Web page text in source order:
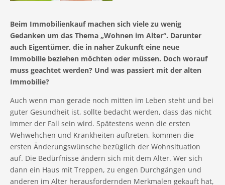
Beim Immobilienkauf machen sich viele zu wenig
Gedanken um das Thema „Wohnen im Alter“. Darunter
auch Eigentümer, die in naher Zukunft eine neue
Immobilie beziehen möchten oder müssen. Doch worauf
muss geachtet werden? Und was passiert mit der alten
Immobilie?
Auch wenn man gerade noch mitten im Leben steht und bei
guter Gesundheit ist, sollte bedacht werden, dass das nicht
immer der Fall sein wird. Spätestens wenn die ersten
Wehwehchen und Krankheiten auftreten, kommen die
ersten Änderungswünsche bezüglich der Wohnsituation
auf. Die Bedürfnisse ändern sich mit dem Alter. Wer sich
dann ein Haus mit Treppen, zu engen Durchgängen und
anderen im Alter herausfordernden Merkmalen gekauft hat,